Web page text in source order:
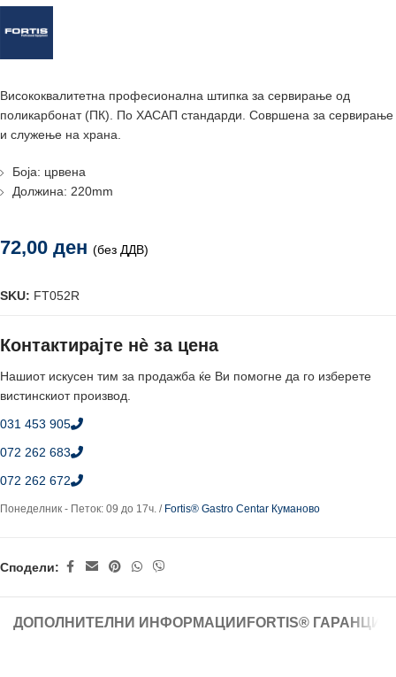
Висококвалитетна професионална штипка за сервирање од
поликарбонат (ПК). По ХАСАП стандарди. Совршена за сервирање
и служење на храна.
Боја: црвена
Должина: 220mm
72,00 ден (без ДДВ)
SKU: FT052R
Контактирајте нè за цена
Нашиот искусен тим за продажба ќе Ви помогне да го изберете
вистинскиот производ.
031 453 905
072 262 683
072 262 672
Понеделник - Петок: 09 до 17ч. / Fortis® Gastro Centar Куманово
Сподели:
ДОПОЛНИТЕЛНИ ИНФОРМАЦИИ FORTIS®